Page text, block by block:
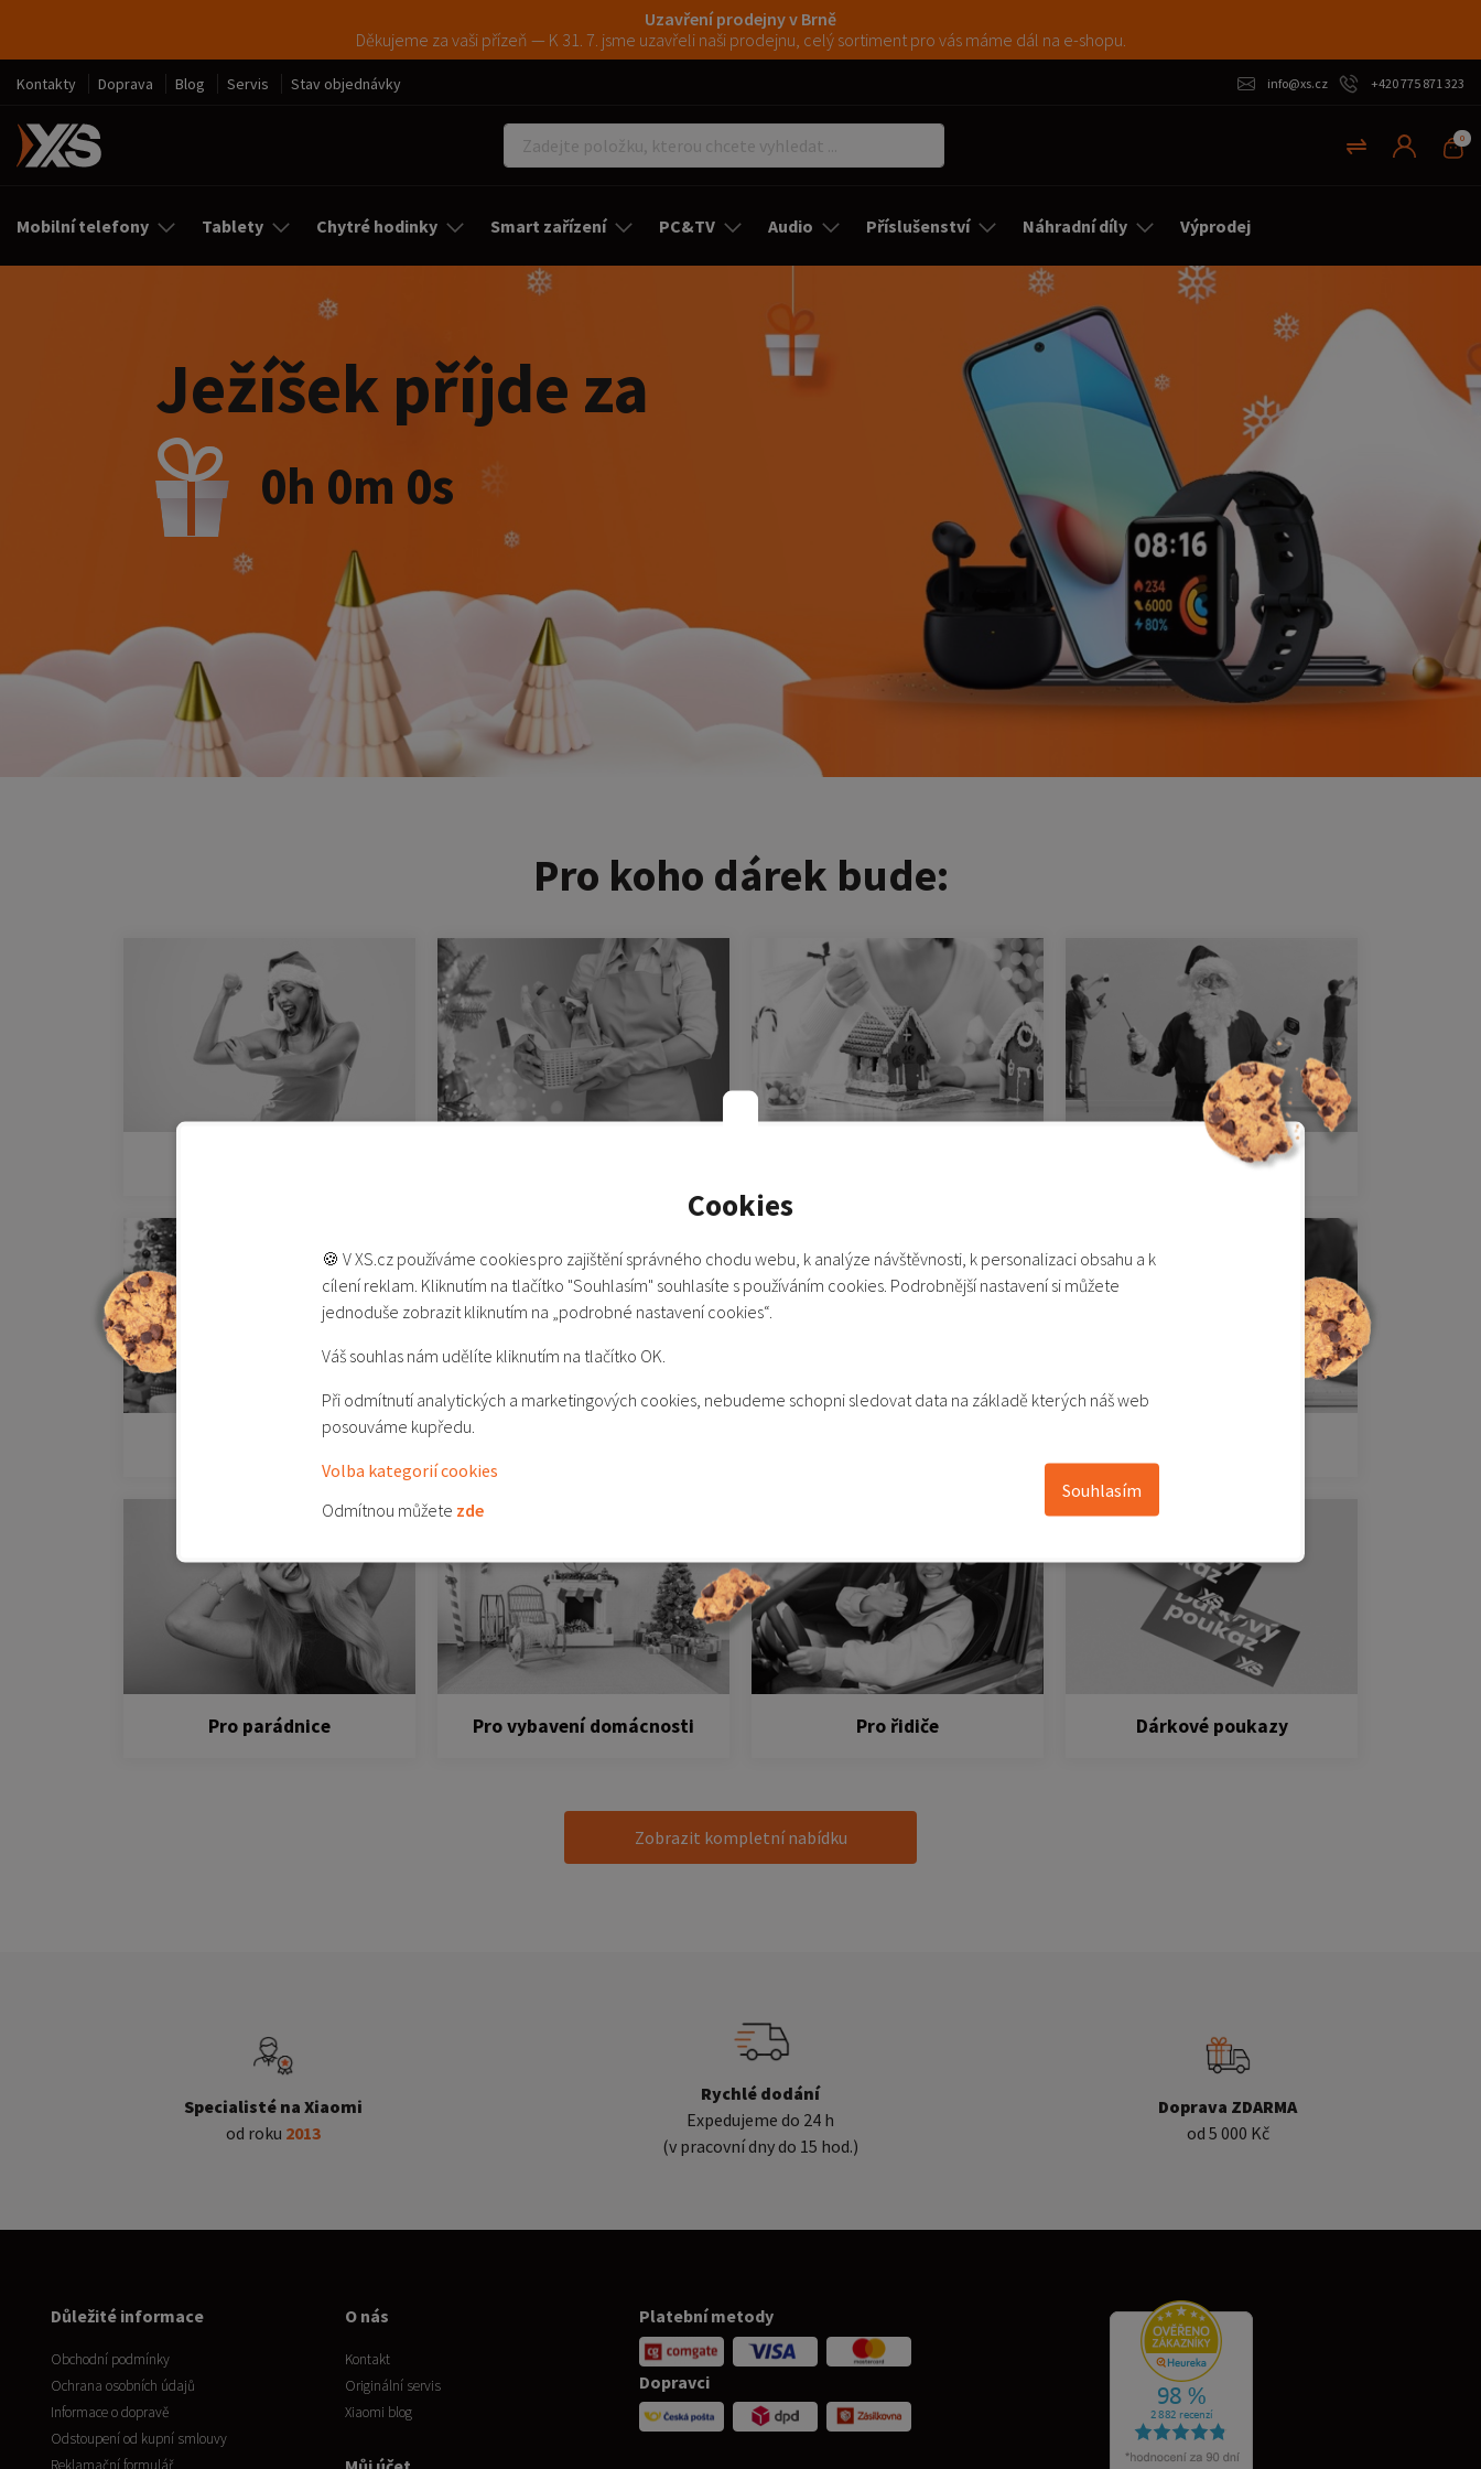
Cookies
🍪 V XS.cz používáme cookies pro zajištění správného chodu webu, k analýze návštěvnosti, k personalizaci obsahu a k
cílení reklam. Kliknutím na tlačítko "Souhlasím" souhlasíte s používáním cookies. Podrobnější nastavení si můžete
jednoduše zobrazit kliknutím na „podrobné nastavení cookies“.
Váš souhlas nám udělíte kliknutím na tlačítko OK.
Při odmítnutí analytických a marketingových cookies, nebudeme schopni sledovat data na základě kterých náš web
posouváme kupředu.
Volba kategorií cookies
Odmítnou můžete zde
Souhlasím
Uzavření prodejny v Brně
Děkujeme za vaši přízeň — K 31. 7. jsme uzavřeli naši prodejnu, celý sortiment pro vás máme dál na e-shopu.
Kontakty Doprava Blog Servis Stav objednávky info@xs.cz +420 775 871 323
0
Mobilní telefony Tablety Chytré hodinky Smart zařízení PC&TV Audio Příslušenství Náhradní díly Výprodej
Ježíšek příjde za
0h 0m 0s
Pro koho dárek bude:
Pro kutily
Pro milovníky hudby
Pro parádnice Pro vybavení domácnosti Pro řidiče Dárkové poukazy
Zobrazit kompletní nabídku
Specialisté na Xiaomi
od roku 2013
Rychlé dodání
Expedujeme do 24 h
(v pracovní dny do 15 hod.)
Doprava ZDARMA
od 5 000 Kč
Důležité informace
Obchodní podmínky
Ochrana osobních údajů
Informace o dopravě
Odstoupení od kupní smlouvy
Reklamační formulář
O nás
Kontakt
Originální servis
Xiaomi blog
Platební metody
Dopravci